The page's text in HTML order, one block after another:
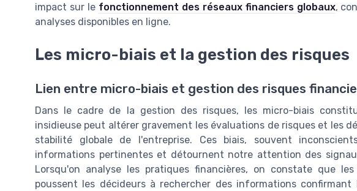
impact sur le fonctionnement des réseaux financiers globaux,
analyses disponibles en ligne.
Les micro-biais et la gestion des risques
Lien entre micro-biais et gestion des risques
Dans le cadre de la gestion des risques, les micro-biais
insidieuse peut altérer gravement les évaluations de risques et les
stabilité globale de l'entreprise. Ces biais, souvent
informations pertinentes et détournent notre attention des
Lorsqu'on analyse les pratiques financières, on constate que
poussent les décideurs à rechercher des informations